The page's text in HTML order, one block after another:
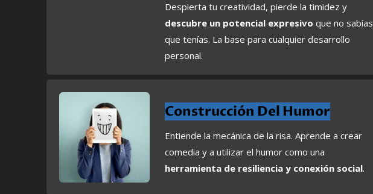
Despierta tu creatividad, pierde la timidez y
descubre un potencial expresivo que no sabías
que tenías. La base para cualquier desarrollo
personal.
Construcción Del Humor
Entiende la mecánica de la risa. Aprende a crear
comedia y a utilizar el humor como una
herramienta de resiliencia y conexión social.